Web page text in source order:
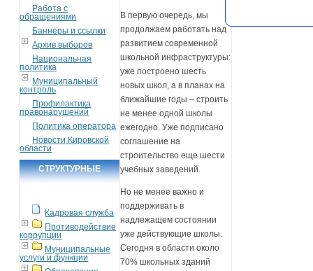
Работа с
обращениями
Баннеры и ссылки
Архив выборов
Национальная
политика
Муниципальный
контроль
Профилактика
правонарушений
Политика оператора
Новости Кировской
области
СТРУКТУРНЫЕ
Кадровая служба
Противодействие
коррупции
Муниципальные
услуги и функции
В первую очередь, мы
продолжаем работать над
развитием современной
школьной инфраструктуры:
уже построено шесть
новых школ, а в планах на
ближайшие годы – строить
не менее одной школы
ежегодно. Уже подписано
соглашение на
строительство еще шести
учебных заведений.
Но не менее важно и
поддерживать в
надлежащем состоянии
уже действующие школы.
Сегодня в области около
70% школьных зданий